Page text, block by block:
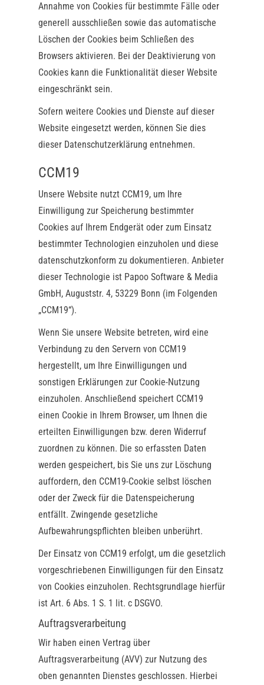
Annahme von Cookies für bestimmte Fälle oder
generell ausschließen sowie das automatische
Löschen der Cookies beim Schließen des
Browsers aktivieren. Bei der Deaktivierung von
Cookies kann die Funktionalität dieser Website
eingeschränkt sein.
Sofern weitere Cookies und Dienste auf dieser
Website eingesetzt werden, können Sie dies
dieser Datenschutzerklärung entnehmen.
CCM19
Unsere Website nutzt CCM19, um Ihre
Einwilligung zur Speicherung bestimmter
Cookies auf Ihrem Endgerät oder zum Einsatz
bestimmter Technologien einzuholen und diese
datenschutzkonform zu dokumentieren. Anbieter
dieser Technologie ist Papoo Software & Media
GmbH, Auguststr. 4, 53229 Bonn (im Folgenden
„CCM19“).
Wenn Sie unsere Website betreten, wird eine
Verbindung zu den Servern von CCM19
hergestellt, um Ihre Einwilligungen und
sonstigen Erklärungen zur Cookie-Nutzung
einzuholen. Anschließend speichert CCM19
einen Cookie in Ihrem Browser, um Ihnen die
erteilten Einwilligungen bzw. deren Widerruf
zuordnen zu können. Die so erfassten Daten
werden gespeichert, bis Sie uns zur Löschung
auffordern, den CCM19-Cookie selbst löschen
oder der Zweck für die Datenspeicherung
entfällt. Zwingende gesetzliche
Aufbewahrungspflichten bleiben unberührt.
Der Einsatz von CCM19 erfolgt, um die gesetzlich
vorgeschriebenen Einwilligungen für den Einsatz
von Cookies einzuholen. Rechtsgrundlage hierfür
ist Art. 6 Abs. 1 S. 1 lit. c DSGVO.
Auftragsverarbeitung
Wir haben einen Vertrag über
Auftragsverarbeitung (AVV) zur Nutzung des
oben genannten Dienstes geschlossen. Hierbei